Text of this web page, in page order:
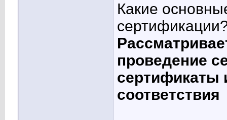
Какие
проведение
сертификаты
соответствия